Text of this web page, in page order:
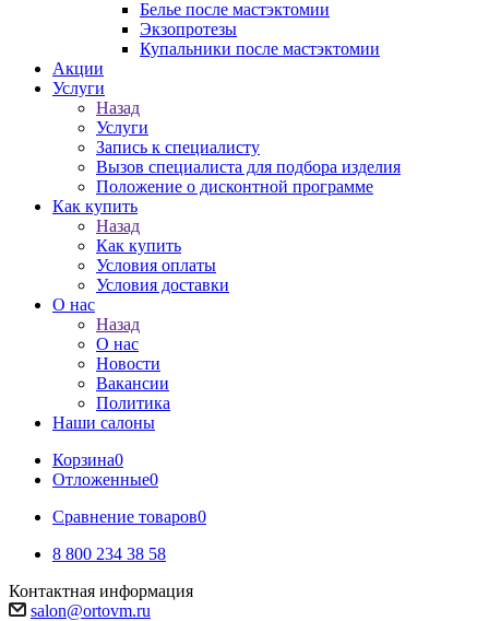
Белье после мастэктомии
Экзопротезы
Купальники после мастэктомии
Акции
Услуги
Назад
Услуги
Запись к специалисту
Вызов специалиста для подбора изделия
Положение о дисконтной программе
Как купить
Назад
Как купить
Условия оплаты
Условия доставки
О нас
Назад
О нас
Новости
Вакансии
Политика
Наши салоны
Корзина0
Отложенные0
Сравнение товаров0
8 800 234 38 58
Контактная информация
salon@ortovm.ru